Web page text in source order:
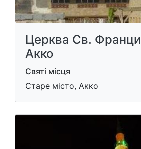
Церква Св.
Акко
Святі місця
Старе місто, Акко